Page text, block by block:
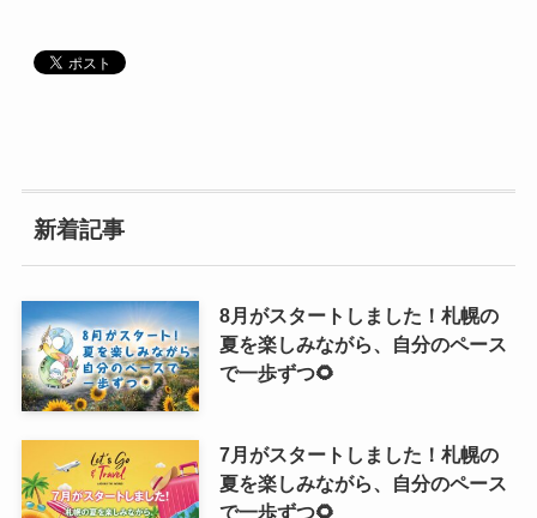
新着記事
8月がスタートしました！札幌の
夏を楽しみながら、自分のペース
で一歩ずつ🌻
7月がスタートしました！札幌の
夏を楽しみながら、自分のペース
で一歩ずつ🌻